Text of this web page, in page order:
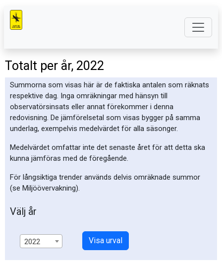
Totalt per år, 2022
Summorna som visas här är de faktiska antalen som räknats
respektive dag. Inga omräkningar med hänsyn till
observatörsinsats eller annat förekommer i denna
redovisning. De jämförelsetal som visas bygger på samma
underlag, exempelvis medelvärdet för alla säsonger.
Medelvärdet omfattar inte det senaste året för att detta ska
kunna jämföras med de föregående.
För långsiktiga trender används delvis omräknade summor
(se Miljöövervakning).
Välj år
2022 Visa urval